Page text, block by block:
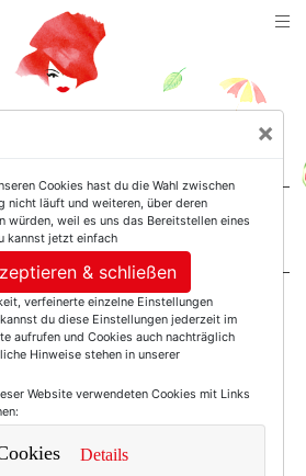
Not Girls.
mit dem
×
Cookies hast du die Wahl zwischen
nicht läuft und weiteren, über deren
würden, weil es uns das Bereitstellen eines
kannst jetzt einfach
& schließen
verfeinerte einzelne Einstellungen
du diese Einstellungen jederzeit im
aufrufen und Cookies auch nachträglich
Hinweise stehen in unserer
Website verwendeten Cookies mit Links
Details